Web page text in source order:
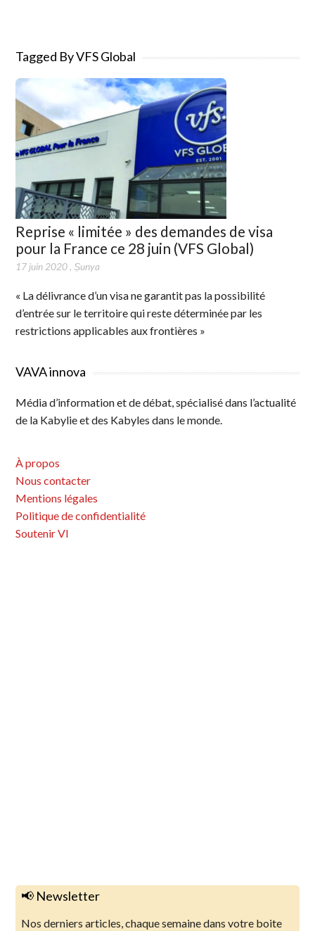
Tagged By VFS Global
Reprise « limitée » des demandes de visa
pour la France ce 28 juin (VFS Global)
17 juin 2020,Ṣunya
« La délivrance d’un visa ne garantit pas la possibilité
d’entrée sur le territoire qui reste déterminée par les
restrictions applicables aux frontières »
VAVA innova
Média d’information et de débat, spécialisé dans l’actualité
de la Kabylie et des Kabyles dans le monde.
À propos
Nous contacter
Mentions légales
Politique de confidentialité
Soutenir VI
📢 Newsletter
Nos derniers articles, chaque semaine dans votre boite